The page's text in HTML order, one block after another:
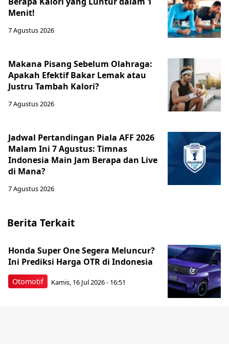
Menit!
7 Agustus 2026
Makana Pisang Sebelum Olahraga:
Apakah Efektif Bakar Lemak atau
Justru Tambah Kalori?
7 Agustus 2026
Jadwal Pertandingan Piala AFF 2026
Malam Ini 7 Agustus: Timnas
Indonesia Main Jam Berapa dan Live
di Mana?
7 Agustus 2026
Berita Terkait
Otomotif
Honda Super One Segera Meluncur?
Ini Prediksi Harga OTR di Indonesia
Kamis, 16 Jul 2026 - 16:51